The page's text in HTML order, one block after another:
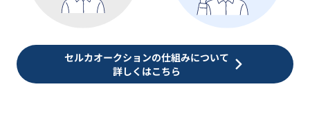
セルカオークションの仕組みについて
詳しくはこちら